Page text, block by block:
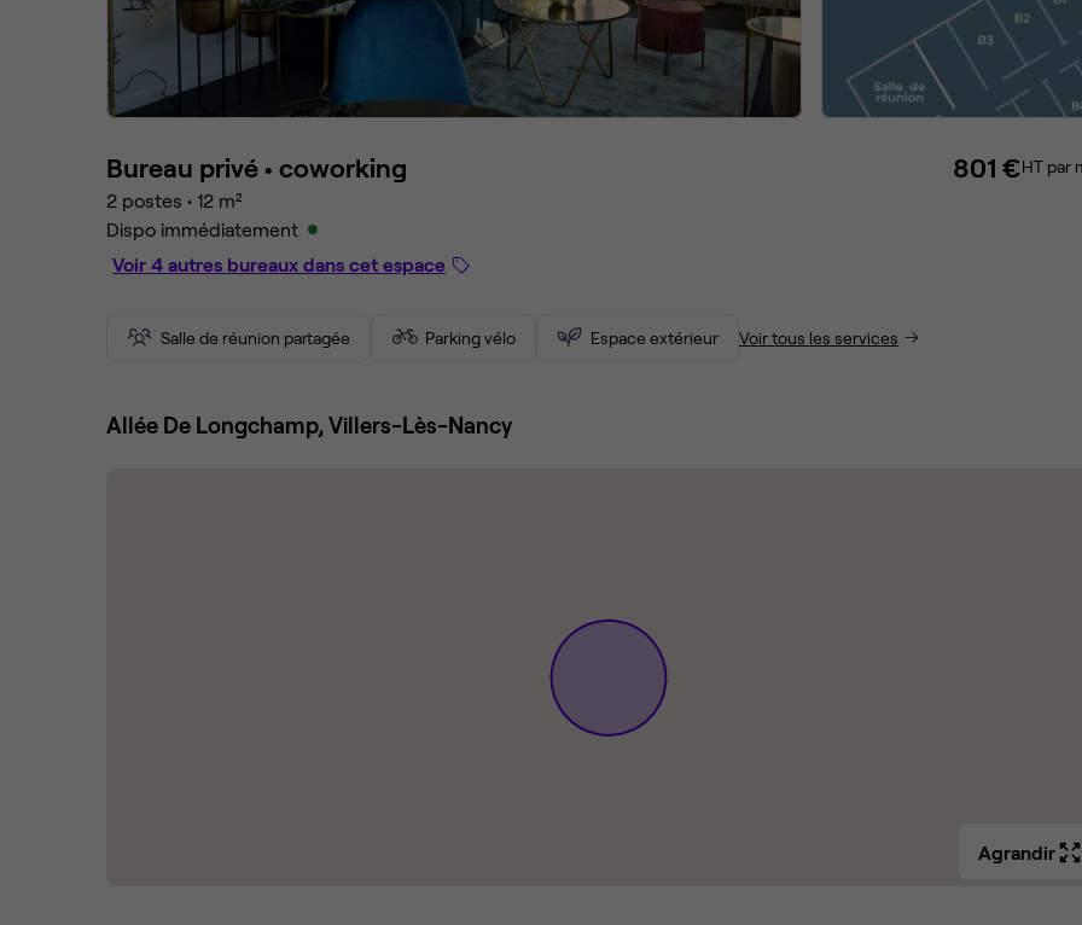
Bureau privé • coworking
2 postes • 12 m²
Dispo immédiatement
Voir 4 autres bureaux dans cet espace
801 €HT par
Salle de réunion partagée Parking vélo Espace extérieur Voir tous les services
Allée De Longchamp, Villers-Lès-Nancy
Agrandir